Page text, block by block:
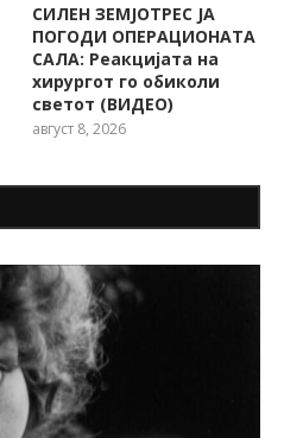
СИЛЕН ЗЕМЈОТРЕС ЈА
ПОГОДИ ОПЕРАЦИОНАТА
САЛА: Реакцијата на
хирургот го обиколи
светот (ВИДЕО)
август 8, 2026